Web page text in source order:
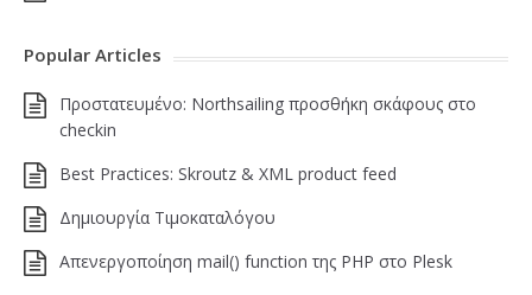
Popular Articles
Πρoστατευμένο: Northsailing προσθήκη σκάφους στο
checkin
Best Practices: Skroutz & XML product feed
Δημιουργία Τιμοκαταλόγου
Απενεργοποίηση mail() function της PHP στο Plesk